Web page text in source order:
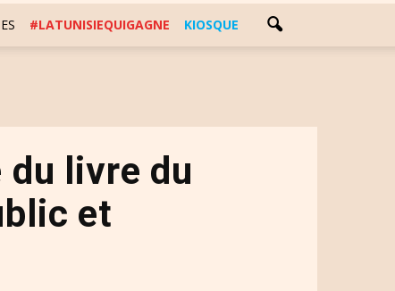
#LATUNISIEQUIGAGNE KIOSQUE
livre du
et